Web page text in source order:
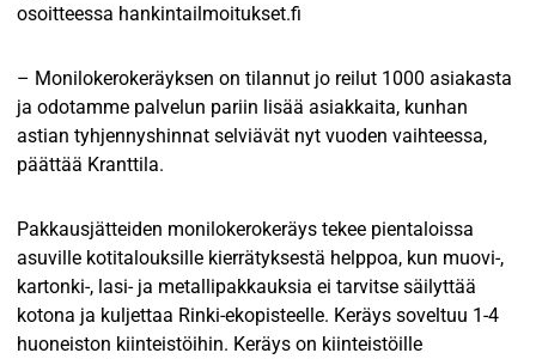
osoitteessa hankintailmoitukset.fi
– Monilokerokeräyksen on tilannut jo reilut 1000 asiakasta
ja odotamme palvelun pariin lisää asiakkaita, kunhan
astian tyhjennyshinnat selviävät nyt vuoden vaihteessa,
päättää Kranttila.
Pakkausjätteiden monilokerokeräys tekee pientaloissa
asuville kotitalouksille kierrätyksestä helppoa, kun muovi-,
kartonki-, lasi- ja metallipakkauksia ei tarvitse säilyttää
kotona ja kuljettaa Rinki-ekopisteelle. Keräys soveltuu 1-4
huoneiston kiinteistöihin. Keräys on kiinteistöille